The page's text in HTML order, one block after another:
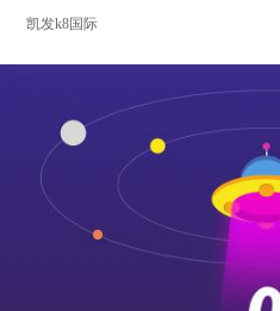
凯发k8国际